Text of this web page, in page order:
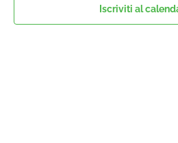
Iscriviti al